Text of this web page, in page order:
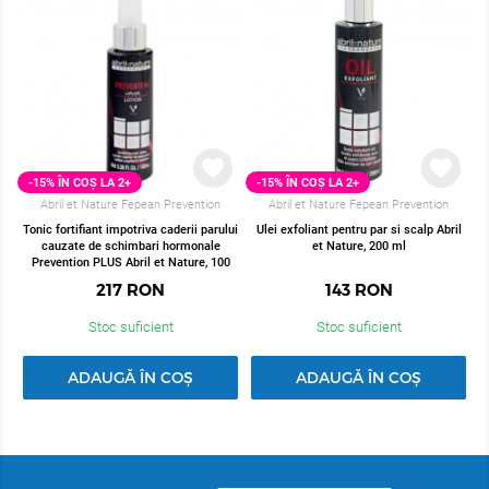
-15% ÎN COȘ LA 2+
Abril et Nature Fepean Prevention
Tonic fortifiant impotriva caderii parului
cauzate de schimbari hormonale
Prevention PLUS Abril et Nature, 100
217 RON
Stoc suficient
ADAUGĂ ÎN COȘ
-15% ÎN COȘ LA 2+
Abril et Nature Fepean Prevention
Ulei exfoliant pentru par si scalp Abril
et Nature, 200 ml
143 RON
Stoc suficient
ADAUGĂ ÎN COȘ